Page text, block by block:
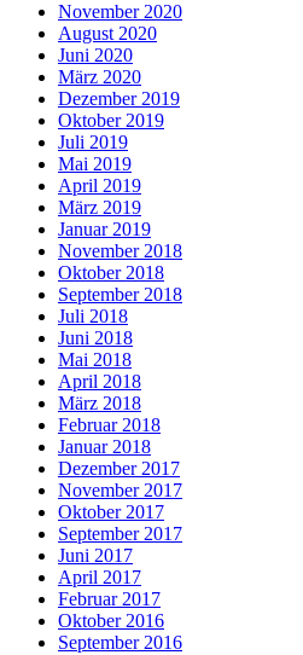
November 2020
August 2020
Juni 2020
März 2020
Dezember 2019
Oktober 2019
Juli 2019
Mai 2019
April 2019
März 2019
Januar 2019
November 2018
Oktober 2018
September 2018
Juli 2018
Juni 2018
Mai 2018
April 2018
März 2018
Februar 2018
Januar 2018
Dezember 2017
November 2017
Oktober 2017
September 2017
Juni 2017
April 2017
Februar 2017
Oktober 2016
September 2016